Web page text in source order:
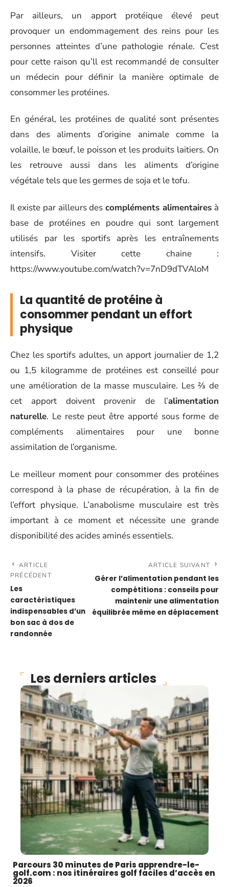
Par ailleurs, un apport protéique élevé peut
provoquer un endommagement des reins pour les
personnes atteintes d’une pathologie rénale. C’est
pour cette raison qu’ll est recommandé de consulter
un médecin pour définir la manière optimale de
consommer les protéines.
En général, les protéines de qualité sont présentes
dans des aliments d’origine animale comme la
volaille, le bœuf, le poisson et les produits laitiers. On
les retrouve aussi dans les aliments d’origine
végétale tels que les germes de soja et le tofu.
Il existe par ailleurs descompléments alimentaires à
base de protéines en poudre qui sont largement
utilisés par les sportifs après les entraînements
intensifs. Visiter cette chaine :
https://www.youtube.com/watch?v=7nD9dTVAloM
La quantité de protéine à
consommer pendant un effort
physique
Chez les sportifs adultes, un apport journalier de 1,2
ou 1,5 kilogramme de protéines est conseillé pour
une amélioration de la masse musculaire. Les ⅔ de
cet apport doivent provenir de l’alimentation
naturelle. Le reste peut être apporté sous forme de
compléments alimentaires pour une bonne
assimilation de l’organisme.
Le meilleur moment pour consommer des protéines
correspond à la phase de récupération, à la fin de
l’effort physique. L’anabolisme musculaire est très
important à ce moment et nécessite une grande
disponibilité des acides aminés essentiels.
ARTICLE
PRÉCÉDENT
Les
caractéristiques
indispensables d’un
bon sac à dos de
randonnée
ARTICLE SUIVANT
Gérer l’alimentation pendant les
compétitions : conseils pour
maintenir une alimentation
équilibrée même en déplacement
Les derniers articles
Parcours 30 minutes de Paris apprendre-le-
golf.com : nos itinéraires golf faciles d’accès en
2026